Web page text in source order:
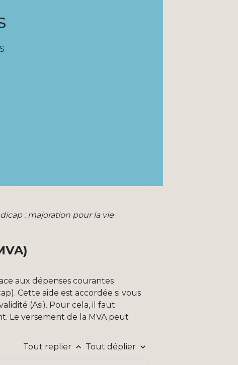
: majoration pour la vie
aux dépenses courantes
Cette aide est accordée si vous
(Asi). Pour cela, il faut
Le versement de la MVA peut
Tout replier keyboard_arrow_up Tout déplier keyboard_arrow_down